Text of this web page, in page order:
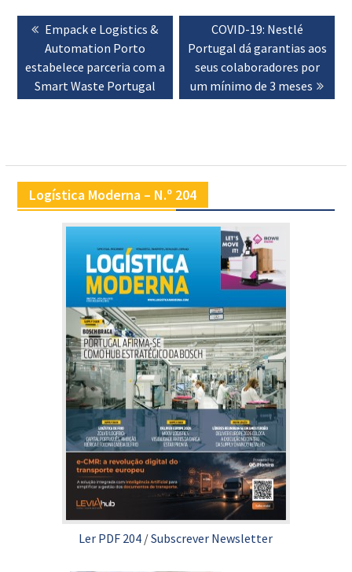
Navegação
de
artigos
Previous
post:
Empack e Logistics &
Automation Porto
estabelece parceria com a
Smart Waste Portugal
Next
post:
COVID-19: Nestlé
Portugal dá garantias aos
seus colaboradores por
um mínimo de 3 meses
Logística Moderna – N.º 204
Ler PDF 204 /Subscrever Newsletter